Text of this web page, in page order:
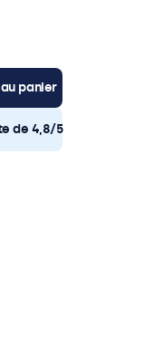
panier
de 4,8/5